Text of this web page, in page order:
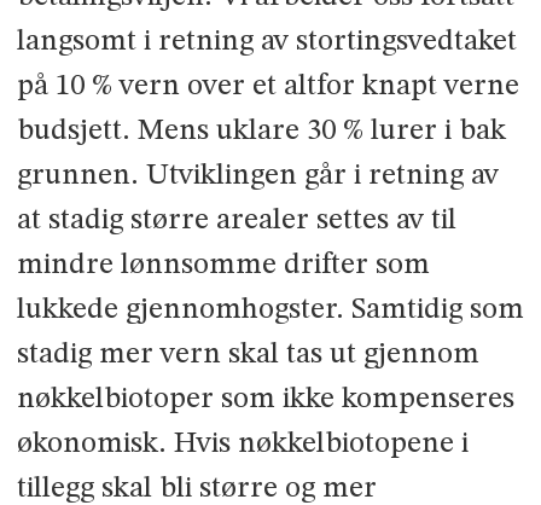
langsomt i retning av stortings­vedtaket
på 10 % vern over et altfor knapt verne
budsjett. Mens uklare 30 % lurer i bak
grunnen. Utviklingen går i retning av
at stadig større arealer settes av til
mindre lønnsomme drifter som
lukkede gjennomhogster. Samtidig som
stadig mer vern skal tas ut gjennom
nøkkelbiotoper som ikke kompenseres
økonomisk. Hvis nøkkelbiotopene i
tillegg skal bli større og mer